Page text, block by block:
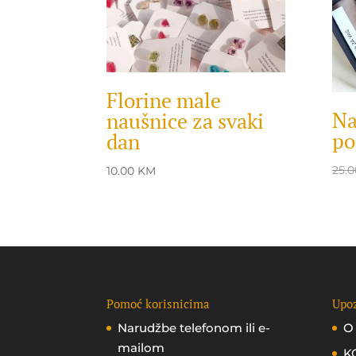
Florine male
naušnice za svaki
dan
10.00 KM
Pomoć korisnicima
Narudžbe telefonom ili e-
mailom
O